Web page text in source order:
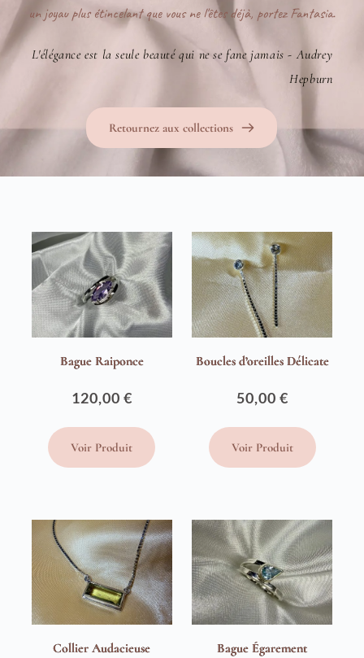
un joyau plus étincelant que vous ne l'êtes déjà, portez Fantasia.
L'élégance est la seule beauté qui ne se fane jamais - Audrey
Hepburn
Retournez aux collections
Bague Raiponce
120,00 €
Voir Produit
Boucles d’oreilles Délicate
50,00 €
Voir Produit
Collier Audacieuse Bague Égarement